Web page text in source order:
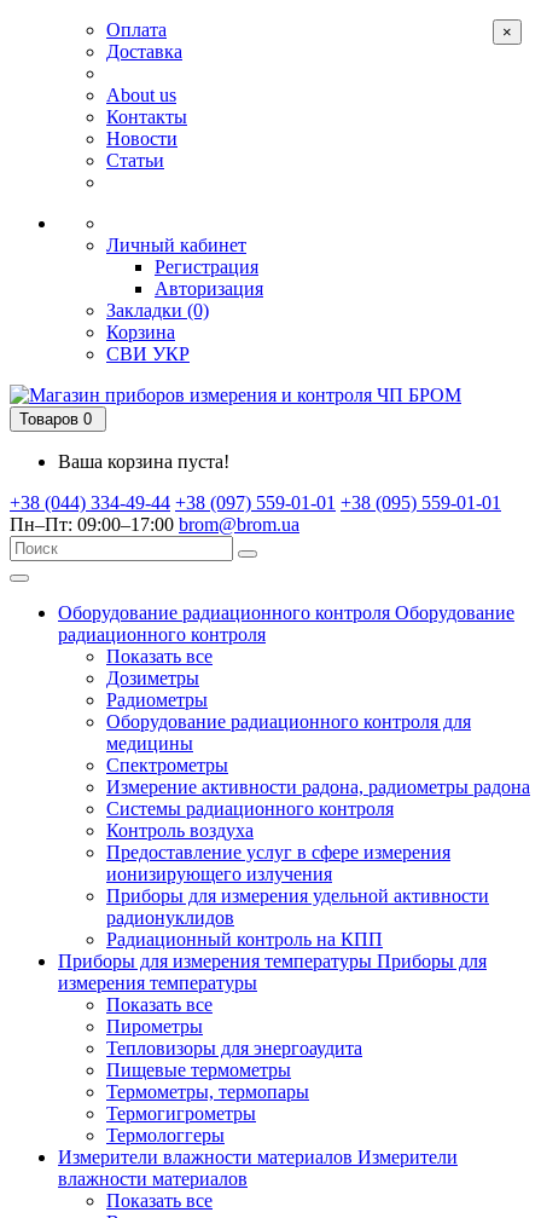
Оплата
Доставка
About us
Контакты
Новости
Статьи
Личный кабинет
Регистрация
Авторизация
Закладки (0)
Корзина
СВИ УКР
Товаров 0
Ваша корзина пуста!
+38 (044) 334-49-44 +38 (097) 559-01-01 +38 (095) 559-01-01
Пн–Пт: 09:00–17:00 brom@brom.ua
Оборудование радиационного контроля Оборудование
радиационного контроля
Показать все
Дозиметры
Радиометры
Оборудование радиационного контроля для
медицины
Спектрометры
Измерение активности радона, радиометры радона
Системы радиационного контроля
Контроль воздуха
Предоставление услуг в сфере измерения
ионизирующего излучения
Приборы для измерения удельной активности
радионуклидов
Радиационный контроль на КПП
Приборы для измерения температуры Приборы для
измерения температуры
Показать все
Пирометры
Тепловизоры для энергоаудита
Пищевые термометры
Термометры, термопары
Термогигрометры
Термологгеры
Измерители влажности материалов Измерители
влажности материалов
Показать все
×